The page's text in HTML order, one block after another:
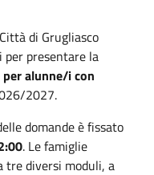
di Grugliasco
presentare la
alunne/i con
2027.
domande è fissato
. Le famiglie
tre diversi moduli, a